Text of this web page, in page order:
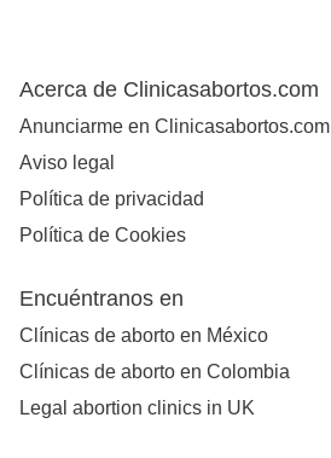
Acerca de Clinicasabortos.com
Anunciarme en Clinicasabortos.com
Aviso legal
Política de privacidad
Política de Cookies
Encuéntranos en
Clínicas de aborto en México
Clínicas de aborto en Colombia
Legal abortion clinics in UK